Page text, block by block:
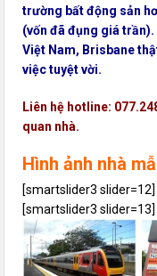
trường bất động sản
(vốn đã đụng giá
Việt Nam, Brisbane
việc tuyệt vời.
Liên hệ hotline:
quan nhà.
Hình ảnh nhà
[smartslider3 slider=12]
[smartslider3 slider=13]